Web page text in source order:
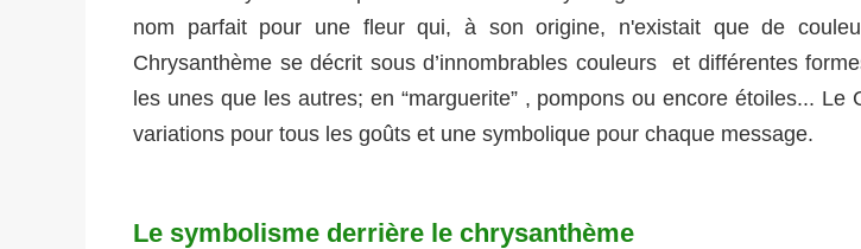
nom parfait pour une fleur qui, à son origine, n'existait que de
Chrysanthème se décrit sous d’innombrables couleurs et différentes
les unes que les autres; en “marguerite” , pompons ou encore étoiles... Le
variations pour tous les goûts et une symbolique pour chaque message.
Le symbolisme derrière le chrysanthème